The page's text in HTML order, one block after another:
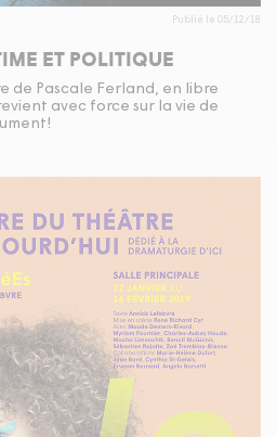
Publié le 05/12/18
ET POLITIQUE
de Pascale Ferland, en libre
avec force sur la vie de